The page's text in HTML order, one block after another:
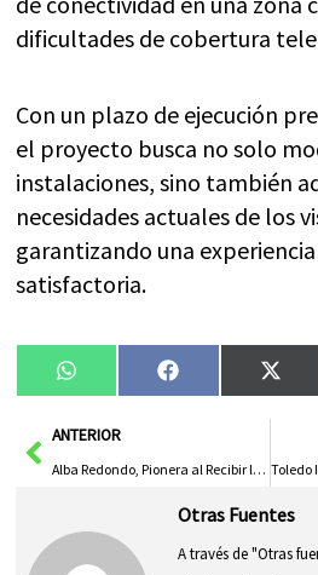
dificultades de cobertura
Con un plazo de ejecución
el proyecto busca no solo
instalaciones, sino también
necesidades actuales de los
garantizando una
satisfactoria.
Compartir
en
WhatsAppCompartir
en
Facebook
en
X
AntANTERIOR
Alba Redondo, Pionera al Recibir la Medalla de Honor y Gratitud de Albacete
Otras Fuentes
A través de "Otras